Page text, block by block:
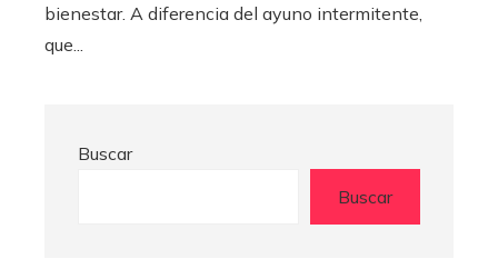
bienestar. A diferencia del ayuno intermitente,
que...
Buscar
Buscar